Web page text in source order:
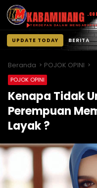
KABAMINANG
TERDEPAN DALAM
UPDATE TODAY BERITA
konten
Beranda POJOK OPINI
POJOK OPINI
Kenapa Tidak
Perempuan
Layak ?